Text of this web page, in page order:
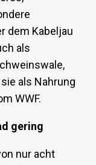
dem Kabeljau
als
als Nahrung
WWF.
gering
nur acht